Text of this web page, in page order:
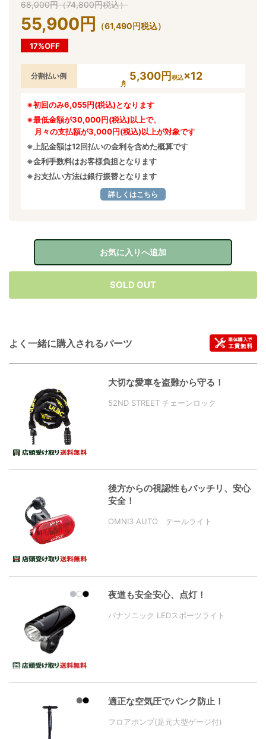
68,000円（74,800円税込）
55,900円 （61,490円税込）
17%OFF
分割払い例 5,300円税込×12
※初回のみ6,055円(税込)となります
※最低金額が30,000円(税込)以上で、
月々の支払額が3,000円(税込)以上が対象です
※上記金額は12回払いの金利を含めた概算です
※金利手数料はお客様負担となります
※お支払い方法は銀行振替となります
詳しくはこちら
お気に入りへ追加
SOLD OUT
よく一緒に購入されるパーツ
大切な愛車を盗難から守る！
52ND STREET チェーンロック
後方からの視認性もバッチリ、安心
安全！
OMNI3 AUTO テールライト
夜道も安全安心、点灯！
パナソニック LEDスポーツライト
適正な空気圧でパンク防止！
フロアポンプ(足元大型ゲージ付)